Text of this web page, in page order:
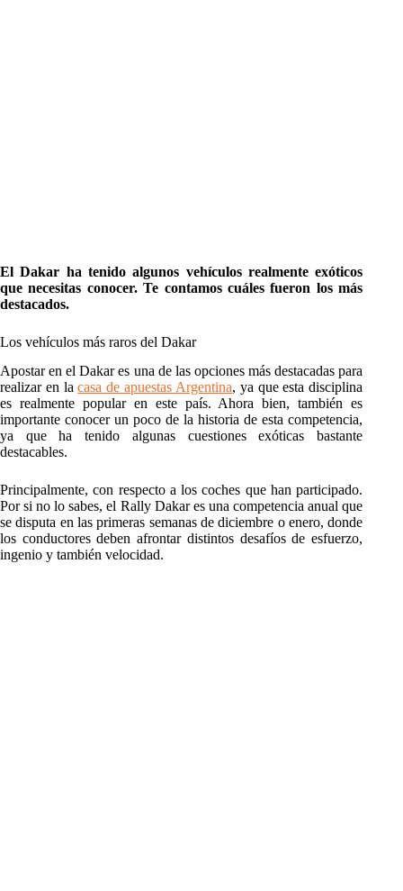
El Dakar ha tenido algunos vehículos realmente exóticos
que necesitas conocer. Te contamos cuáles fueron los más
destacados.
Los vehículos más raros del Dakar
Apostar en el Dakar es una de las opciones más destacadas para
realizar en lacasa de apuestas Argentina, ya que esta disciplina
es realmente popular en este país. Ahora bien, también es
importante conocer un poco de la historia de esta competencia,
ya que ha tenido algunas cuestiones exóticas bastante
destacables.
Principalmente, con respecto a los coches que han participado.
Por si no lo sabes, el Rally Dakar es una competencia anual que
se disputa en las primeras semanas de diciembre o enero, donde
los conductores deben afrontar distintos desafíos de esfuerzo,
ingenio y también velocidad.